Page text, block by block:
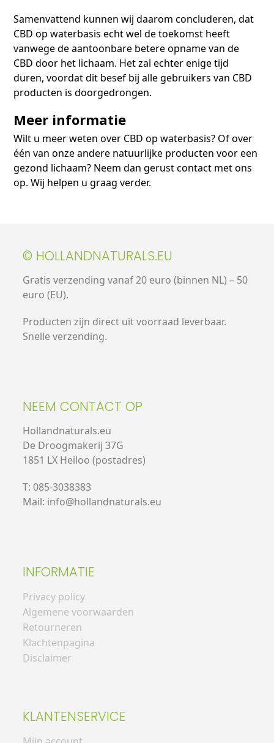
Samenvattend kunnen wij daarom concluderen, dat
CBD op waterbasis echt wel de toekomst heeft
vanwege de aantoonbare betere opname van de
CBD door het lichaam. Het zal echter enige tijd
duren, voordat dit besef bij alle gebruikers van CBD
producten is doorgedrongen.
Meer informatie
Wilt u meer weten over CBD op waterbasis? Of over
één van onze andere natuurlijke producten voor een
gezond lichaam? Neem dan gerust contact met ons
op. Wij helpen u graag verder.
© HOLLANDNATURALS.EU
Gratis verzending vanaf 20 euro (binnen NL) – 50
euro (EU).
Producten zijn direct uit voorraad leverbaar.
Snelle verzending.
NEEM CONTACT OP
Hollandnaturals.eu
De Droogmakerij 37G
1851 LX Heiloo (postadres)
T: 085-3038383
Mail: info@hollandnaturals.eu
INFORMATIE
Privacy policy
Algemene voorwaarden
Retourneren
Klachtenpagina
Disclaimer
KLANTENSERVICE